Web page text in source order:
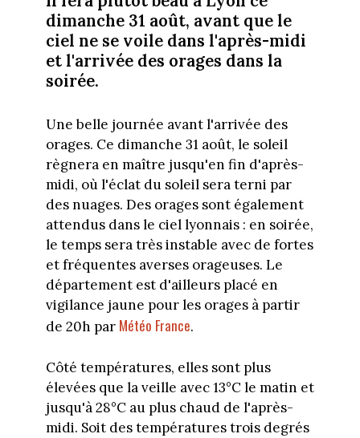
dimanche 31 août, avant que le
ciel ne se voile dans l'après-midi
et l'arrivée des orages dans la
soirée.
Une belle journée avant l'arrivée des
orages. Ce dimanche 31 août, le soleil
règnera en maître jusqu'en fin d'après-
midi, où l'éclat du soleil sera terni par
des nuages. Des orages sont également
attendus dans le ciel lyonnais : en soirée,
le temps sera très instable avec de fortes
et fréquentes averses orageuses. Le
département est d'ailleurs placé en
vigilance jaune pour les orages à partir
de 20h par Météo France.
Côté températures, elles sont plus
élevées que la veille avec 13°C le matin et
jusqu'à 28°C au plus chaud de l'après-
midi. Soit des températures trois degrés